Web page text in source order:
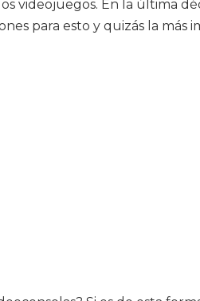
videojuegos. En la última
para esto y quizás la